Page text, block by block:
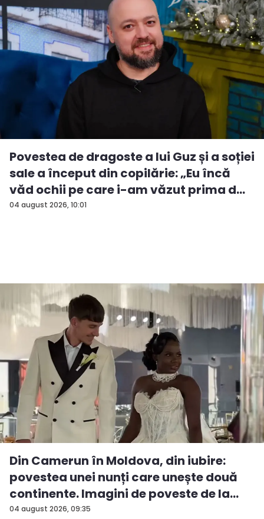
04 august 2026, 10:01
Povestea de dragoste a lui Guz și a soției
sale a început din copilărie: „Eu încă
văd ochii pe care i-am văzut prima d...
04 august 2026, 09:35
Din Camerun în Moldova, din iubire:
povestea unei nunți care unește două
continente. Imagini de poveste de la
ev...